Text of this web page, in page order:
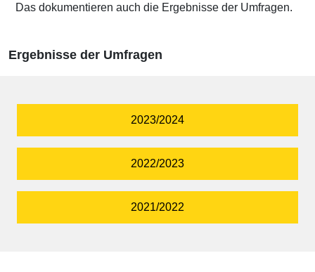
Das dokumentieren auch die Ergebnisse der Umfragen.
Ergebnisse der Umfragen
2023/2024
2022/2023
2021/2022